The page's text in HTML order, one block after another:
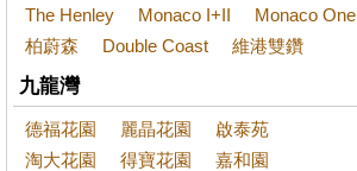
The Henley
Monaco I+II
Monaco One
柏蔚森
Double Coast 維港雙鑽
九龍灣
德福花園 麗晶花園
啟泰苑
淘大花園
得寶花園 嘉和園